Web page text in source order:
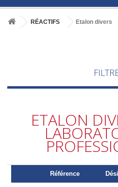
RÉACTIFS Etalon divers
ETALON
Référence